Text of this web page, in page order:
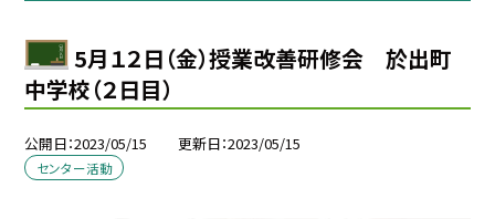
5月１２日（金）授業改善研修会 於出町
中学校（２日目）
公開日 2023/05/15 更新日 2023/05/15
センター活動